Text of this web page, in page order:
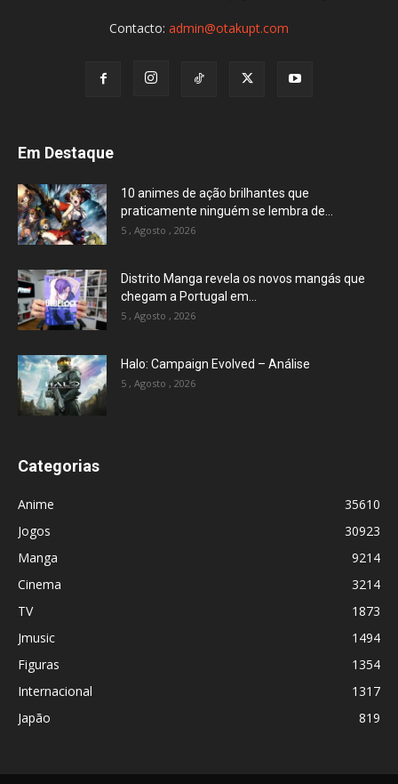
Contacto: admin@otakupt.com
Em Destaque
10 animes de ação brilhantes que
praticamente ninguém se lembra de...
5 , Agosto , 2026
Distrito Manga revela os novos mangás que
chegam a Portugal em...
5 , Agosto , 2026
Halo: Campaign Evolved – Análise
5 , Agosto , 2026
Categorias
Anime
35610
Jogos
30923
Manga
9214
Cinema
3214
TV
1873
Jmusic
1494
Figuras
1354
Internacional
1317
Japão
819